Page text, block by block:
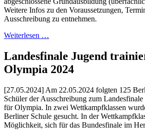
Weitere Infos zu den Voraussetzungen,
Ausschreibung zu entnehmen.
Weiterlesen …
Landesfinale Jugend
Olympia 2024
[27.05.2024] Am 22.05.2024 folgten 125
Schüler der Ausschreibung zum
für Olympia. In zwei Wettkampfklassen
Berliner Schule gesucht. In der
Möglichkeit, sich für das Bundesfinale im